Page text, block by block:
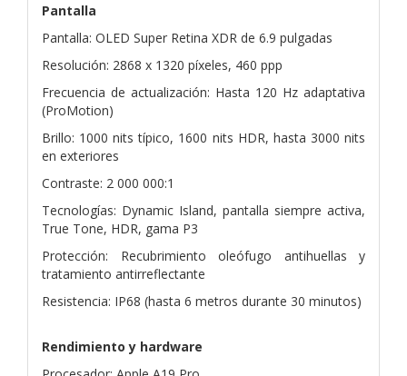
Pantalla
Pantalla: OLED Super Retina XDR de 6.9 pulgadas
Resolución: 2868 x 1320 píxeles, 460 ppp
Frecuencia de actualización: Hasta 120 Hz adaptativa
(ProMotion)
Brillo: 1000 nits típico, 1600 nits HDR, hasta 3000 nits
en exteriores
Contraste: 2 000 000:1
Tecnologías: Dynamic Island, pantalla siempre activa,
True Tone, HDR, gama P3
Protección: Recubrimiento oleófugo antihuellas y
tratamiento antirreflectante
Resistencia: IP68 (hasta 6 metros durante 30 minutos)
Rendimiento y hardware